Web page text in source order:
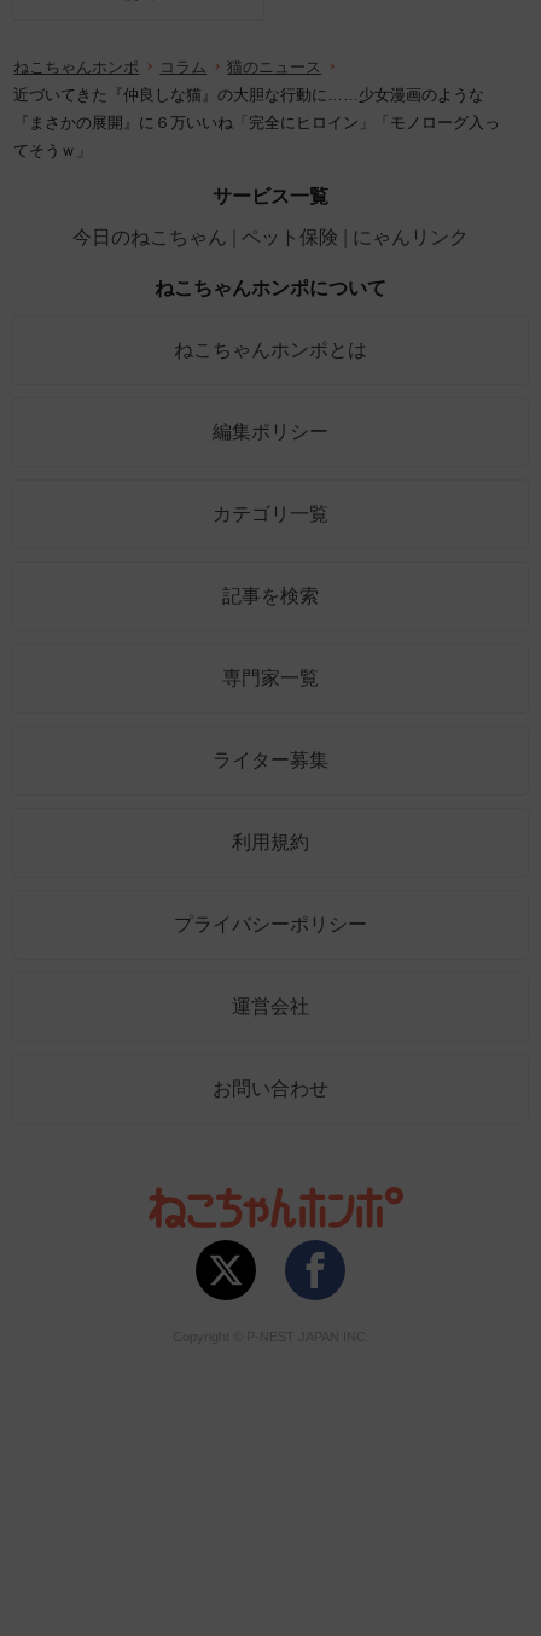
ねこちゃんホンポ コラム
猫のニュース
近づいてきた『仲良しな猫』の大胆な行動に……少女漫画のような
『まさかの展開』に６万いいね「完全にヒロイン」「モノローグ入っ
てそうｗ」
サービス一覧
今日のねこちゃん
ペット保険 にゃんリンク
ねこちゃんホンポについて
ねこちゃんホンポとは
編集ポリシー
カテゴリ一覧
記事を検索
専門家一覧
ライター募集
利用規約
プライバシーポリシー
運営会社
お問い合わせ
Copyright © P-NEST JAPAN INC.